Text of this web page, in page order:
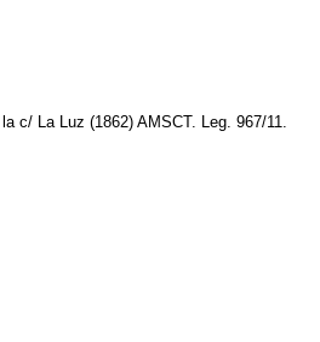
c/ La Luz (1862) AMSCT. Leg. 967/11.